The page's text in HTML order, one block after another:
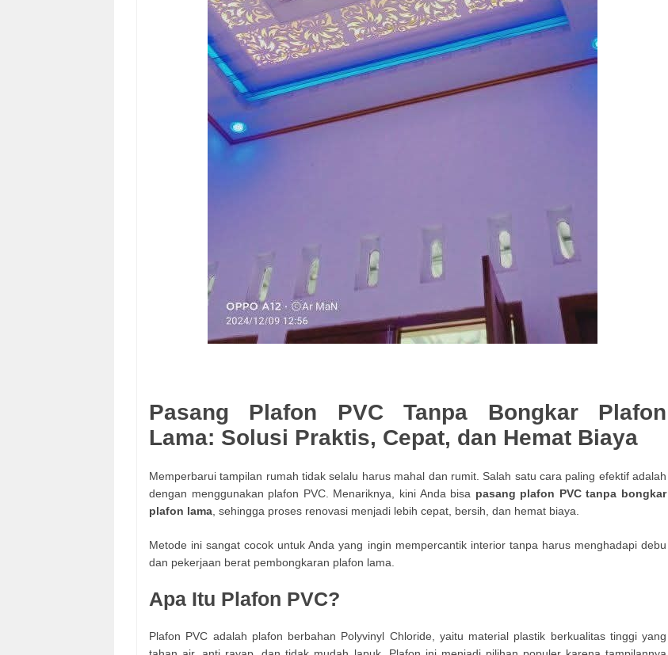
Pasang Plafon PVC Tanpa Bongkar Plafon
Lama: Solusi Praktis, Cepat, dan Hemat Biaya
Memperbarui tampilan rumah tidak selalu harus mahal dan rumit. Salah satu cara paling efektif adalah
dengan menggunakan plafon PVC. Menariknya, kini Anda bisa pasang plafon PVC tanpa bongkar
plafon lama, sehingga proses renovasi menjadi lebih cepat, bersih, dan hemat biaya.
Metode ini sangat cocok untuk Anda yang ingin mempercantik interior tanpa harus menghadapi debu
dan pekerjaan berat pembongkaran plafon lama.
Apa Itu Plafon PVC?
Plafon PVC adalah plafon berbahan Polyvinyl Chloride, yaitu material plastik berkualitas tinggi yang